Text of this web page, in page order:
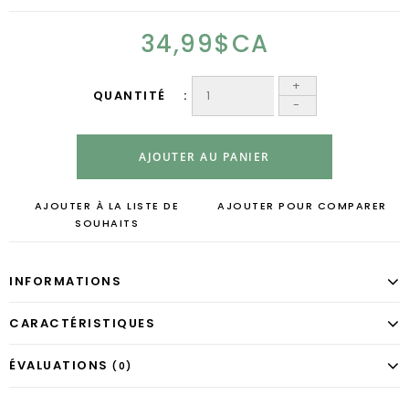
34,99$CA
QUANTITÉ
+
-
AJOUTER AU PANIER
AJOUTER À LA LISTE DE
SOUHAITS
AJOUTER POUR COMPARER
INFORMATIONS
CARACTÉRISTIQUES
ÉVALUATIONS (0)